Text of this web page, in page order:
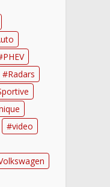
PHEV
Radars
video